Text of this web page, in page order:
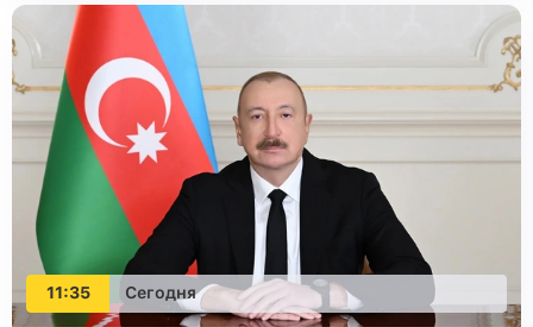
11:35 Сегодня